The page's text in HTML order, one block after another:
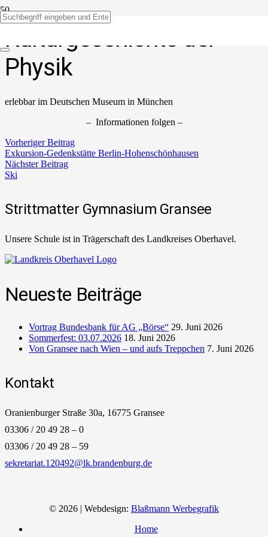
Kulturgeschichte der
Physik
erlebbar im Deutschen Museum in München
– Informationen folgen –
Vorheriger Beitrag
Exkursion-Gedenkstätte Berlin-Hohenschönhausen
Nächster Beitrag
Ski
Strittmatter Gymnasium Gransee
Unsere Schule ist in Trägerschaft des Landkreises Oberhavel.
Neueste Beiträge
Vortrag Bundesbank für AG „Börse“ 29. Juni 2026
Sommerfest: 03.07.2026 18. Juni 2026
Von Gransee nach Wien – und aufs Treppchen 7. Juni 2026
Kontakt
Oranienburger Straße 30a, 16775 Gransee
03306 / 20 49 28 – 0
03306 / 20 49 28 – 59
sekretariat.120492@lk.brandenburg.de
© 2026 | Webdesign: Blaßmann Werbegrafik
Home